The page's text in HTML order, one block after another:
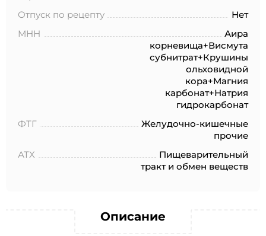
Отпуск по рецепту
Нет
МНН
Аира
корневища+Висмута
субнитрат+Крушины
ольховидной
кора+Магния
карбонат+Натрия
гидрокарбонат
ФТГ
Желудочно-кишечные
прочие
АТХ
Пищеварительный
тракт и обмен веществ
Описание
целей, определенных в Согласии на обработку